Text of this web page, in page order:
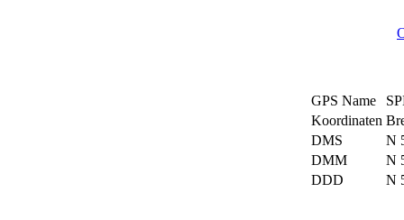
GPS Name
Koordinaten
DMS
N
DMM
N
DDD
N